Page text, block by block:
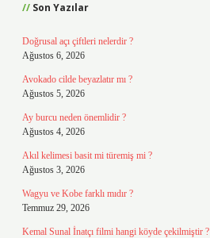
Son Yazılar
Doğrusal açı çiftleri nelerdir ?
Ağustos 6, 2026
Avokado cilde beyazlatır mı ?
Ağustos 5, 2026
Ay burcu neden önemlidir ?
Ağustos 4, 2026
Akıl kelimesi basit mi türemiş mi ?
Ağustos 3, 2026
Wagyu ve Kobe farklı mıdır ?
Temmuz 29, 2026
Kemal Sunal İnatçı filmi hangi köyde çekilmiştir ?